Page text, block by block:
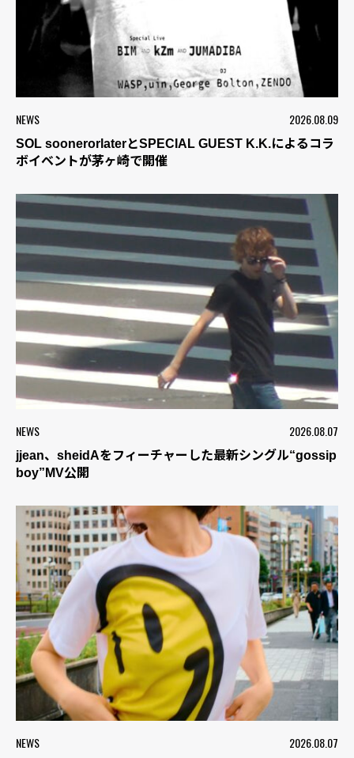
NEWS 2026.08.09
SOL soonerorlaterとSPECIAL GUEST K.K.によるコラ
ボイベントが茅ヶ崎で開催
NEWS 2026.08.07
jjean、sheidAをフィーチャーした最新シングル“gossip
boy”MV公開
NEWS 2026.08.07